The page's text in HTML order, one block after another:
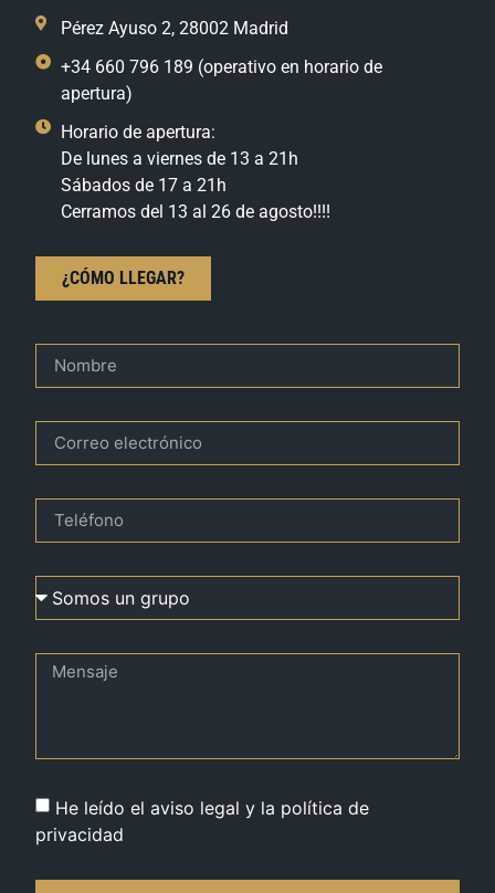
Pérez Ayuso 2, 28002 Madrid
+34 660 796 189 (operativo en horario de
apertura)
Horario de apertura:
De lunes a viernes de 13 a 21h
Sábados de 17 a 21h
Cerramos del 13 al 26 de agosto!!!!
¿CÓMO LLEGAR?
He leído el aviso legal y la política de
privacidad